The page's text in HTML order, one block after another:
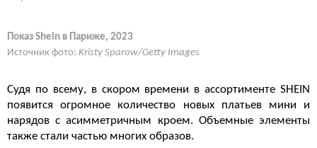
Показ Shein в Париже, 2023
Источник фото: Kristy Sparow/Getty Images
Судя по всему, в скором времени в ассортименте SHEIN
появится огромное количество новых платьев мини и
нарядов с асимметричным кроем. Объемные элементы
также стали частью многих образов.